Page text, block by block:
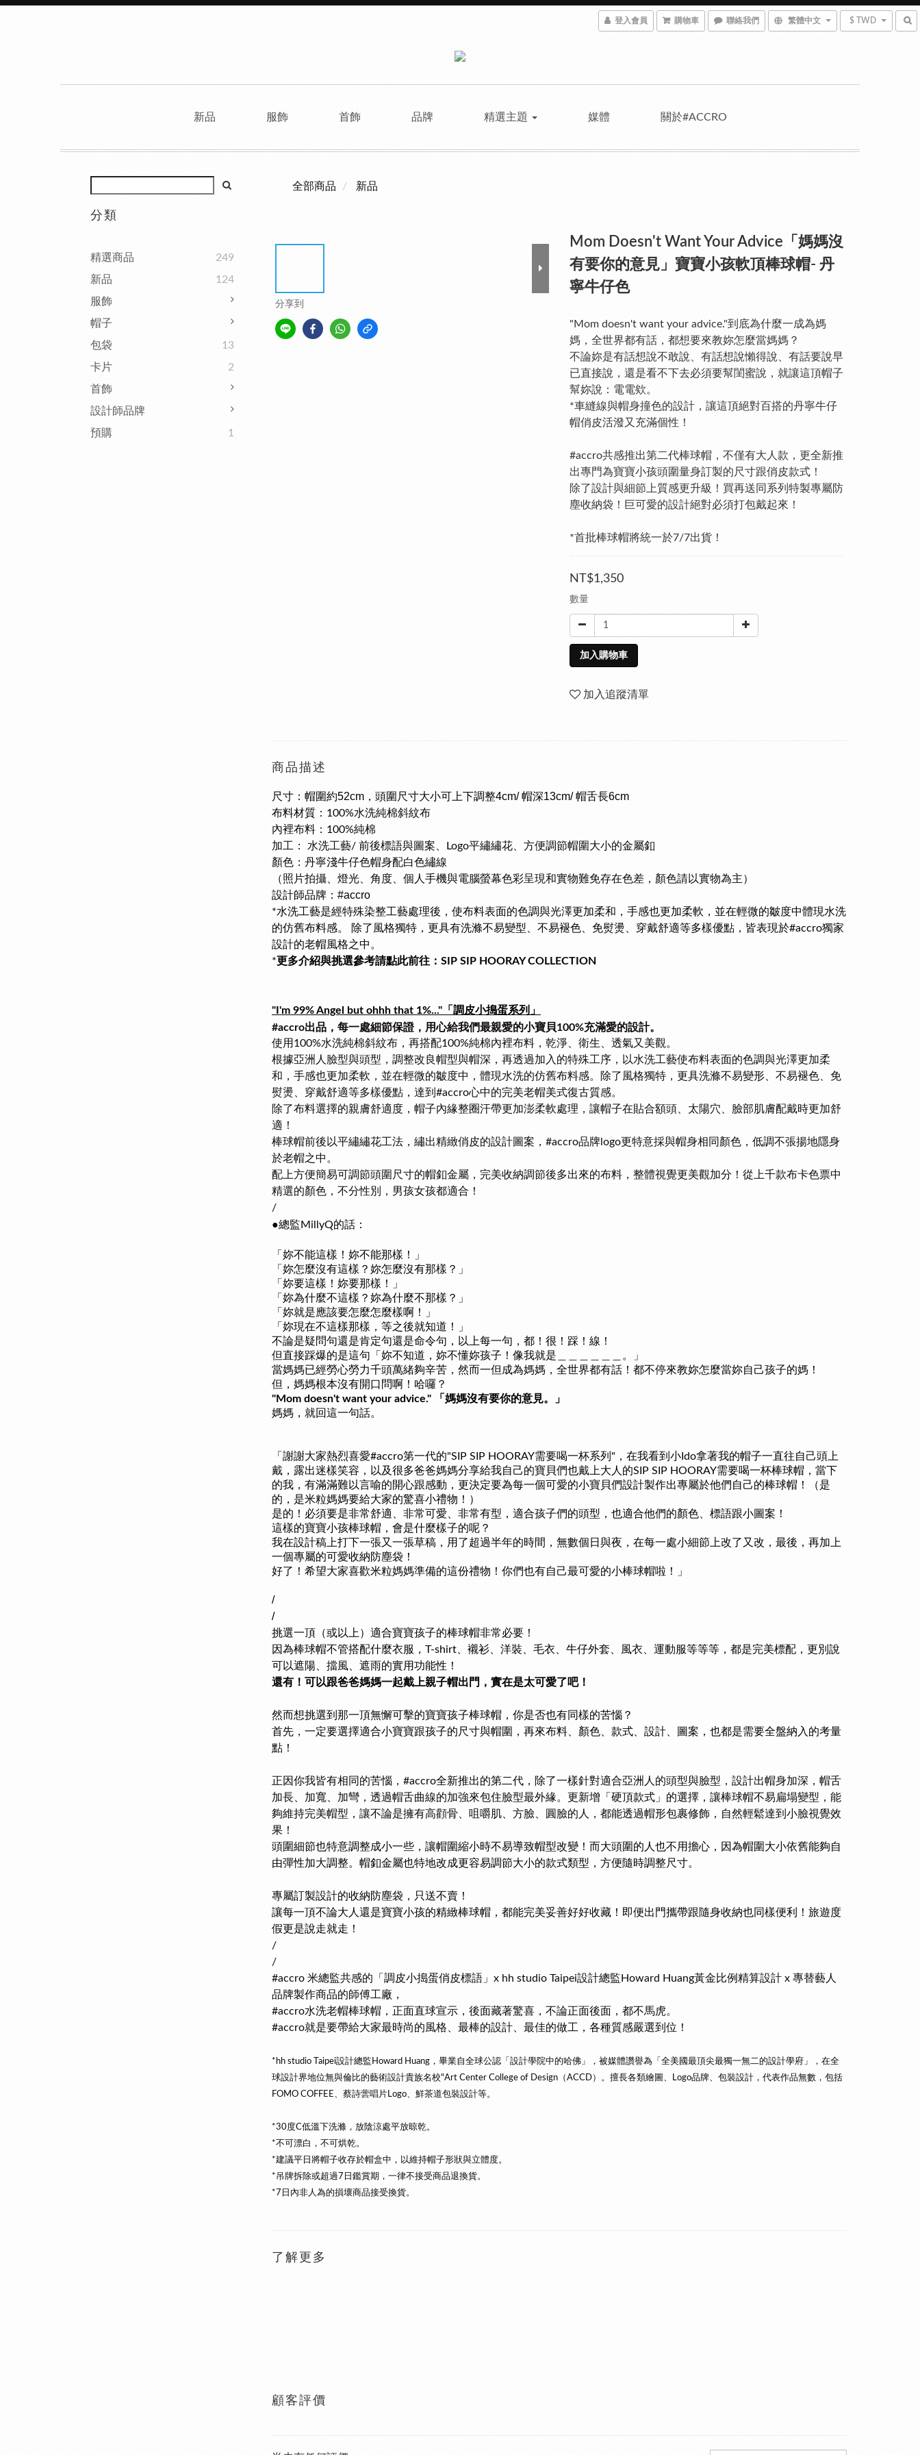
登入會員 購物車 聯絡我們 繁體中文 $ TWD
新品 服飾 首飾 品牌 精選主題 媒體 關於#ACCRO
分類
精選商品
249
新品
124
服飾
帽子
包袋
13
卡片
2
首飾
設計師品牌
預購
1
全部商品 新品
分享到
Mom Doesn't Want Your Advice「媽媽沒
有要你的意見」寶寶小孩軟頂棒球帽- 丹
寧牛仔色
"Mom doesn't want your advice."到底為什麼一成為媽
媽，全世界都有話，都想要來教妳怎麼當媽媽？
不論妳是有話想說不敢說、有話想說懶得說、有話要說早
已直接說，還是看不下去必須要幫閨蜜說，就讓這頂帽子
幫妳說：電電欸。
*車縫線與帽身撞色的設計，讓這頂絕對百搭的丹寧牛仔
帽俏皮活潑又充滿個性！
#accro共感推出第二代棒球帽，不僅有大人款，更全新推
出專門為寶寶小孩頭圍量身訂製的尺寸跟俏皮款式！
除了設計與細節上質感更升級！買再送同系列特製專屬防
塵收納袋！巨可愛的設計絕對必須打包戴起來！
*首批棒球帽將統一於7/7出貨！
NT$1,350
數量
加入購物車
加入追蹤清單
商品描述
尺寸：帽圍約52cm，頭圍尺寸大小可上下調整4cm/ 帽深13cm/ 帽舌長6cm
布料材質： 100%水洗純棉斜紋布
內裡布料：100%純棉
加工： 水洗工藝/ 前後標語與圖案、Logo平繡繡花、方便調節帽圍大小的金屬釦
顏色：丹寧淺牛仔色帽身配白色繡線
（照片拍攝、燈光、角度、個人手機與電腦螢幕色彩呈現和實物難免存在色差，顏色請以實物為主）
設計師品牌：#accro
*水洗工藝是經特殊染整工藝處理後，使布料表面的色調與光澤更加柔和，手感也更加柔軟，並在輕微的皺度中體現水洗
的仿舊布料感。 除了風格獨特，更具有洗滌不易變型、不易褪色、免熨燙、穿戴舒適等多樣優點，皆表現於#accro獨家
設計的老帽風格之中。
*更多介紹與挑選參考請點此前往：SIP SIP HOORAY COLLECTION
"I'm 99% Angel but ohhh that 1%..."「調皮小搗蛋系列」
#accro出品，每一處細節保證，用心給我們最親愛的小寶貝100%充滿愛的設計。
使用100%水洗純棉斜紋布，再搭配100%純棉內裡布料，乾淨、衛生、透氣又美觀。
根據亞洲人臉型與頭型，調整改良帽型與帽深， 再透過加入的特殊工序，以水洗工藝使布料表面的色調與光澤更加柔
和，手感也更加柔軟，並在輕微的皺度中，體現水洗的仿舊布料感。
除了風格獨特，更具洗滌不易變形、不易褪色、免
熨燙、穿戴舒適等多樣優點， 達到#accro心中的完美老帽美式復古質感。
除了布料選擇的親膚舒適度，帽子內緣整圈汗帶更加澎柔軟處理，讓帽子在貼合額頭、太陽穴、臉部肌膚配戴時更加舒
適！
棒球帽前後以平繡繡花工法，繡出精緻俏皮的設計圖案，#accro品牌logo更特意採與帽身相同顏色，低調不張揚地隱身
於老帽之中。
配上方便簡易可調節頭圍尺寸的帽釦金屬，完美收納調節後多出來的布料，整體視覺更美觀加分！ 從上千款布卡色票中
精選的顏色，不分性別， 男孩女孩都適合！
/
●總監MillyQ的話：
「妳不能這樣！妳不能那樣！」
「妳怎麼沒有這樣？妳怎麼沒有那樣？」
「妳要這樣！妳要那樣！」
「妳為什麼不這樣？妳為什麼不那樣？」
「妳就是應該要怎麼怎麼樣啊！」
「妳現在不這樣那樣，等之後就知道！」
不論是疑問句還是肯定句還是命令句，以上每一句，都！很！踩！線！
但直接踩爆的是這句「妳不知道，妳不懂妳孩子！像我就是＿＿＿＿＿＿。」
當媽媽已經勞心勞力千頭萬緒夠辛苦，然而一但成為媽媽，全世界都有話！都不停來教妳怎麼當妳自己孩子的媽！
但，媽媽根本沒有開口問啊！哈囉？
"Mom doesn't want your advice." 「媽媽沒有要你的意見。」
媽媽，就回這一句話。
「謝謝大家熱烈喜愛#accro第一代的"SIP SIP HOORAY需要喝一杯系列"，在我看到小Ido拿著我的帽子一直往自己頭上
戴，露出迷樣笑容，以及很多爸爸媽媽分享給我自己的寶貝們也戴上大人的SIP SIP HOORAY需要喝一杯棒球帽，當下
的我，有滿滿難以言喻的開心跟感動，更決定要為每一個可愛的小寶貝們設計製作出專屬於他們自己的棒球帽！（是
的，是米粒媽媽要給大家的驚喜小禮物！）
是的！必須要是非常舒適、非常可愛、非常有型，適合孩子們的頭型，也適合他們的顏色、標語跟小圖案！
這樣的寶寶小孩棒球帽，會是什麼樣子的呢？
我在設計稿上打下一張又一張草稿，用了超過半年的時間，無數個日與夜，在每一處小細節上改了又改，最後，再加上
一個專屬的可愛收納防塵袋！
好了！希望大家喜歡米粒媽媽準備的這份禮物！你們也有自己最可愛的小棒球帽啦！」
/
/
挑選一頂（或以上）適合寶寶孩子的棒球帽非常必要！
因為棒球帽不管搭配什麼衣服，T-shirt、襯衫、洋裝、毛衣、牛仔外套、風衣、運動服等等等，都是完美標配， 更別說
可以遮陽、擋風、遮雨的實用功能性！
還有！可以跟爸爸媽媽一起戴上親子帽出門，實在是太可愛了吧！
然而想挑選到那一頂無懈可擊的寶寶孩子棒球帽，你是否也有同樣的苦惱？
首先，一定要選擇適合小寶寶跟孩子的尺寸與帽圍，再來布料、顏色、款式、設計、圖案，也都是需要全盤納入的考量
點！
正因你我皆有相同的苦惱，#accro全新推出的第二代，除了一樣針對適合亞洲人的頭型與臉型，設計出帽身加深，帽舌
加長、加寬、加彎，透過帽舌曲線的加強來包住臉型最外緣。更新增 「硬頂款式」的選擇， 讓棒球帽不易扁塌變型，能
夠維持完美帽型，讓不論是擁有高顴骨、咀嚼肌、方臉、圓臉的人，都能透過帽形包裹修飾，自然輕鬆達到小臉視覺效
果！
頭圍細節也特意調整成小一些，讓帽圍縮小時不易導致帽型改變！而大頭圍的人也不用擔心，因為帽圍大小依舊能夠自
由彈性加大調整。帽釦金屬也特地改成更容易調節大小的款式類型，方便隨時調整尺寸。
專屬訂製設計的收納防塵袋，只送不賣！
讓每一頂不論大人還是寶寶小孩的精緻棒球帽，都能完美妥善好好收藏！即便出門攜帶跟隨身收納也同樣便利！旅遊度
假更是說走就走！
/
/
#accro 米總監共感的「調皮小搗蛋俏皮標語」x hh studio Taipei設計總監Howard Huang黃金比例精算設計 x 專替藝人
品牌製作商品的師傅工廠，
#accro水洗老帽棒球帽，正面直球宣示，後面藏著驚喜，不論正面後面，都不馬虎。
#accro就是要帶給大家最時尚的風格、最棒的設計、最佳的做工，各種質感嚴選到位！
*hh studio Taipei設計總監Howard Huang，畢業自全球公認「設計學院中的哈佛」，被媒體讚譽為「全美國最頂尖最獨一無二的設計學府」，在全
球設計界地位無與倫比的藝術設計貴族名校"Art Center College of Design（ACCD）。擅長各類繪圖、Logo品牌、包裝設計，代表作品無數，包括
FOMO COFFEE、蔡詩蕓唱片Logo、鮮茶道包裝設計等。
*30度C低溫下洗滌，放陰涼處平放晾乾。
*不可漂白，不可烘乾。
*建議平日將帽子收存於帽盒中，以維持帽子形狀與立體度。
*吊牌拆除或超過7日鑑賞期，一律不接受商品退換貨。
*7日內非人為的損壞商品接受換貨。
了解更多
顧客評價